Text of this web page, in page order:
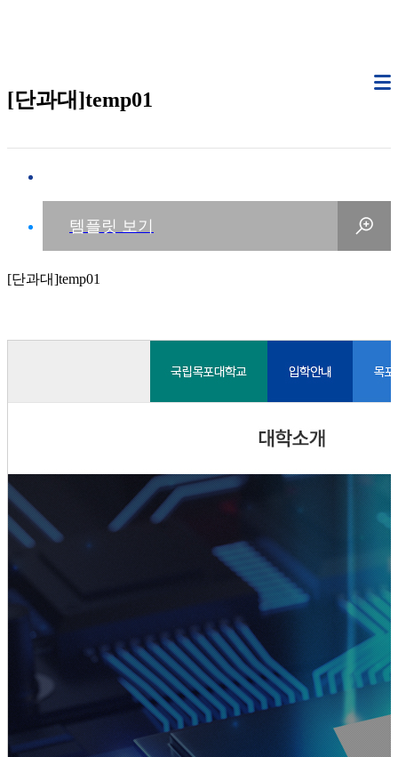
[단과대]temp01
[단과대]temp01